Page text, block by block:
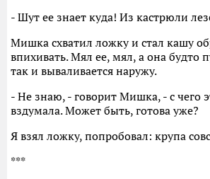
- Шут ее знает куда! Из кастрюли
Мишка схватил ложку и стал кашу
впихивать. Мял ее, мял, а она будто
так и вываливается наружу.
- Не знаю, - говорит Мишка, - с чего
вздумала. Может быть, готова уже?
Я взял ложку, попробовал: крупа
***